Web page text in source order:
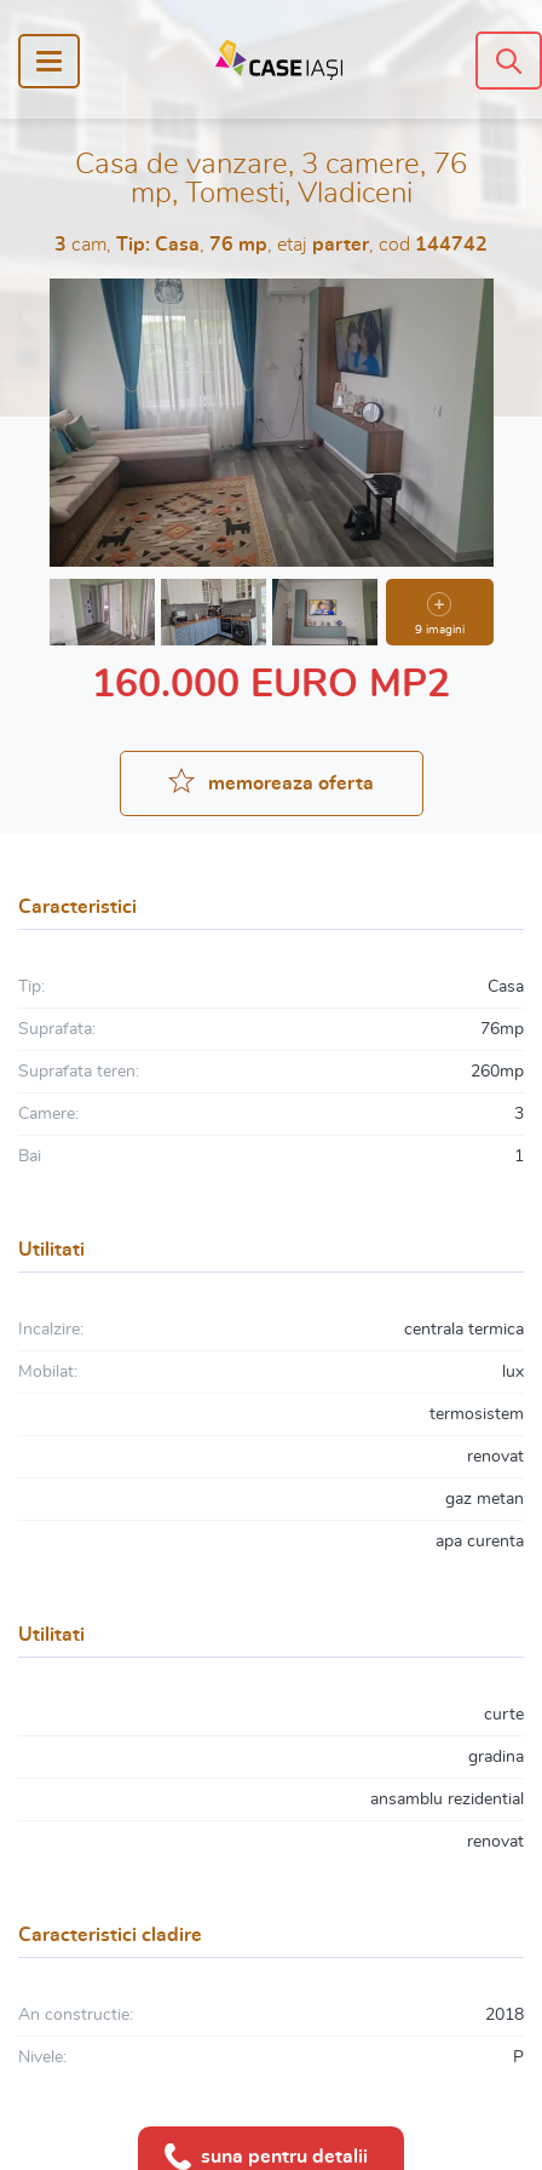
Casa de vanzare, 3 camere, 76
mp, Tomesti, Vladiceni
3 cam, Tip: Casa 76 mp , etaj parter, cod 144742
9 imagini
160.000 EURO MP2
memoreaza oferta
Caracteristici
Tip: Casa
Suprafata: 76mp
Suprafata teren: 260mp
Camere: 3
Bai 1
Utilitati
Incalzire: centrala termica
Mobilat: lux
termosistem
renovat
gaz metan
apa curenta
Utilitati
curte
gradina
ansamblu rezidential
renovat
Caracteristici cladire
An constructie: 2018
Nivele: P
suna pentru detalii